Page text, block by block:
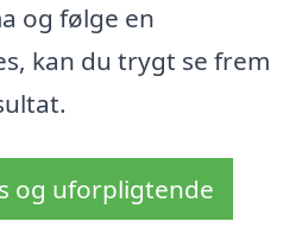
og følge en
kan du trygt se frem
og uforpligtende